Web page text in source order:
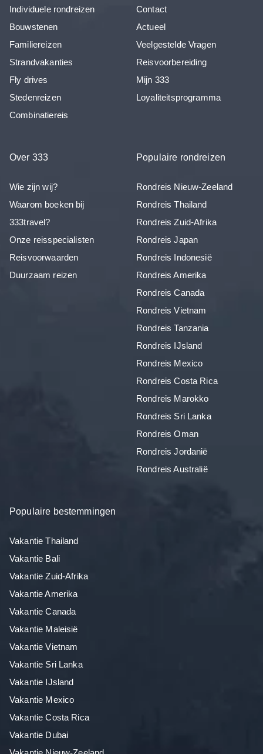
Individuele rondreizen
Bouwstenen
Familiereizen
Strandvakanties
Fly drives
Stedenreizen
Combinatiereis
Contact
Actueel
Veelgestelde Vragen
Reisvoorbereiding
Mijn 333
Loyaliteitsprogramma
Over 333
Wie zijn wij?
Waarom boeken bij
333travel?
Onze reisspecialisten
Reisvoorwaarden
Duurzaam reizen
Populaire rondreizen
Rondreis Nieuw-Zeeland
Rondreis Thailand
Rondreis Zuid-Afrika
Rondreis Japan
Rondreis Indonesië
Rondreis Amerika
Rondreis Canada
Rondreis Vietnam
Rondreis Tanzania
Rondreis IJsland
Rondreis Mexico
Rondreis Costa Rica
Rondreis Marokko
Rondreis Sri Lanka
Rondreis Oman
Rondreis Jordanië
Rondreis Australië
Populaire bestemmingen
Vakantie Thailand
Vakantie Bali
Vakantie Zuid-Afrika
Vakantie Amerika
Vakantie Canada
Vakantie Maleisië
Vakantie Vietnam
Vakantie Sri Lanka
Vakantie IJsland
Vakantie Mexico
Vakantie Costa Rica
Vakantie Dubai